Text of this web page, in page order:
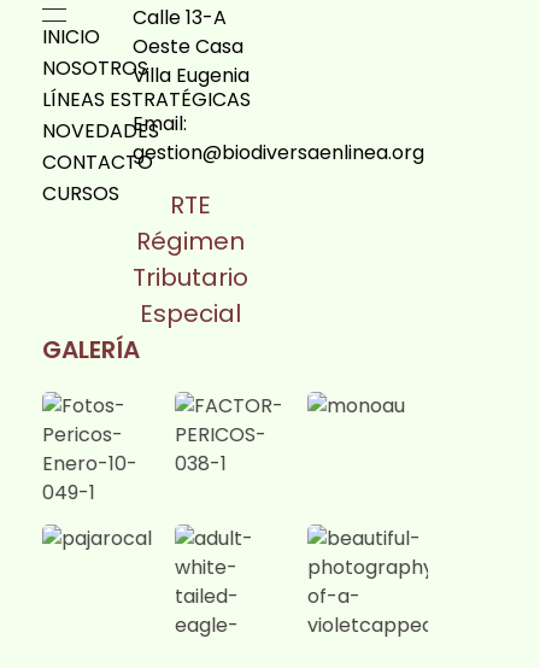
INICIO
NOSOTROS
LÍNEAS ESTRATÉGICAS
NOVEDADES
CONTACTO
CURSOS
Calle 13-A
Oeste Casa
Villa Eugenia
Email:
gestion@biodiversaenlinea.org
RTE
Régimen
Tributario
Especial
GALERÍA